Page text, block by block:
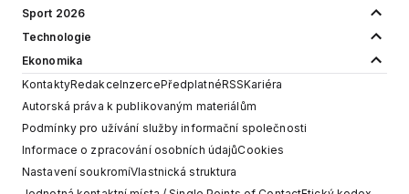
Sport 2026
Technologie
Ekonomika
KontaktyRedakceInzercePředplatnéRSSKariéra
Autorská práva k publikovaným materiálům
Podmínky pro užívání služby informační společnosti
Informace o zpracování osobních údajůCookies
Nastavení soukromíVlastnická struktura